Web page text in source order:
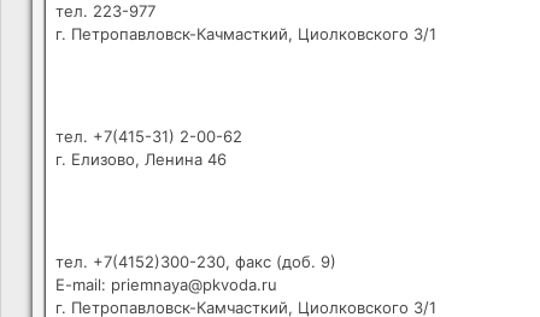
тел. 223-977
г. Петропавловск-Качмасткий, Циолковского 3/1
тел. +7(415-31) 2-00-62
г. Елизово, Ленина 46
тел. +7(4152)300-230, факс (доб. 9)
E-mail: priemnaya@pkvoda.ru
г. Петропавловск-Камчасткий, Циолковского 3/1